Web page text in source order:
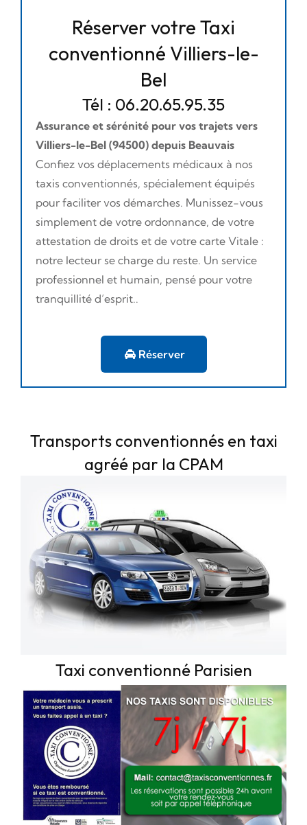
Réserver votre Taxi
conventionné Villiers-le-
Bel
Tél : 06.20.65.95.35
Assurance et sérénité pour vos trajets vers
Villiers-le-Bel (94500) depuis Beauvais
Confiez vos déplacements médicaux à nos
taxis conventionnés, spécialement équipés
pour faciliter vos démarches. Munissez-vous
simplement de votre ordonnance, de votre
attestation de droits et de votre carte Vitale :
notre lecteur se charge du reste. Un service
professionnel et humain, pensé pour votre
tranquillité d’esprit..
Réserver
Transports conventionnés en taxi
agréé par la CPAM
Taxi conventionné Parisien